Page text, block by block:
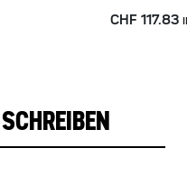
CHF 117.83